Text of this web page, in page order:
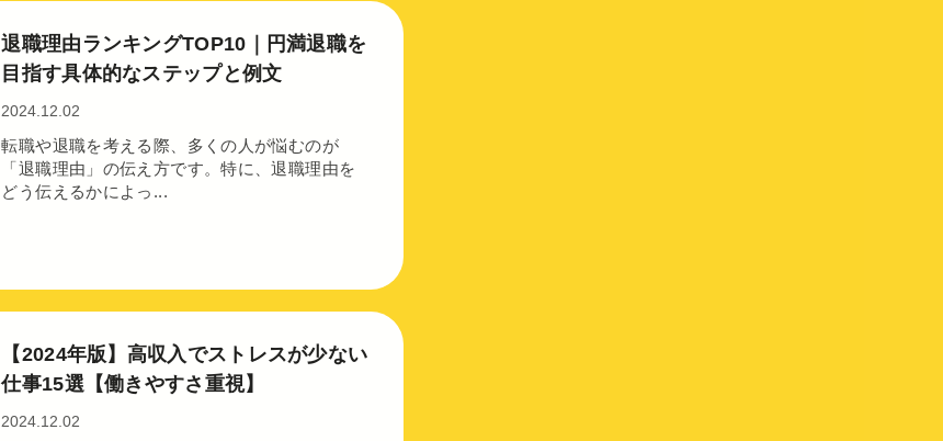
退職理由ランキングTOP10｜円満退職を
目指す具体的なステップと例文
2024.12.02
転職や退職を考える際、多くの人が悩むのが
「退職理由」の伝え方です。特に、退職理由を
どう伝えるかによっ...
【2024年版】高収入でストレスが少ない
仕事15選【働きやすさ重視】
2024.12.02